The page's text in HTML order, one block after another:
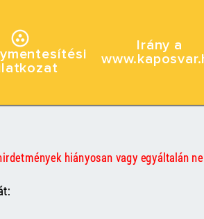
Irány a
hiányosan vagy egyáltalán